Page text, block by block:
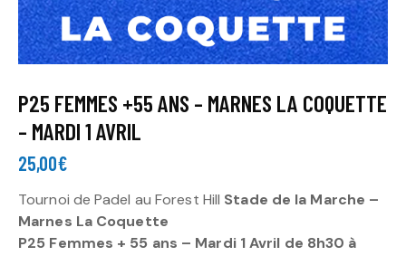
P25 FEMMES +55 ANS – MARNES LA COQUETTE
– MARDI 1 AVRIL
25,00€
Tournoi de Padel au Forest Hill Stade de la Marche –
Marnes La Coquette
P25 Femmes + 55 ans – Mardi 1 Avril de 8h30 à